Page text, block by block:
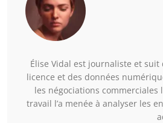
Élise Vidal est journaliste et
licence et des données
les négociations commerciales
travail l’a menée à analyser les